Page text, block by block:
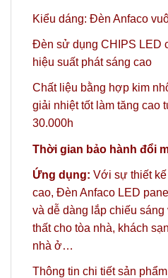
Kiểu dáng: Đèn Anfaco
Đèn sử dụng CHIPS LED
hiệu suất phát sáng cao
Chất liệu bằng hợp kim
giải nhiệt tốt làm tăng cao
30.000h
Thời gian bảo hành đổi
Ứng dụng: Với sự thiết kế
cao, Đèn Anfaco LED
và dễ dàng lắp chiếu
thất cho tòa nhà, khách
nhà ở…
Thông tin chi tiết sản